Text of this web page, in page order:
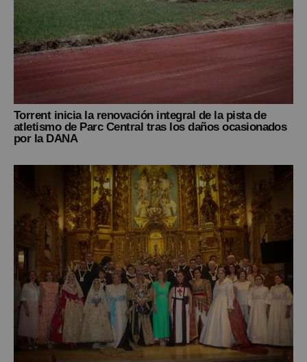
Torrent inicia la renovación integral de la pista de
atletismo de Parc Central tras los daños ocasionados
por la DANA